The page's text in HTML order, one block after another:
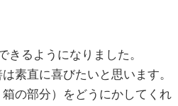
るようになりました。
素直に喜びたいと思います。
の部分）をどうにかしてくれ